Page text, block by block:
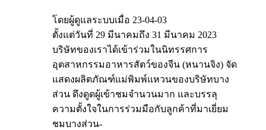
โดยผู้ดูแลระบบเมื่อ 23-04-03
ตั้งแต่วันที่ 29 มีนาคมถึง 31 มีนาคม 2023
บริษัทของเราได้เข้าร่วมในนิทรรศการ
อุตสาหกรรมอาหารสัตว์ของจีน (หนานจิง) จัด
แสดงผลิตภัณฑ์แม่พิมพ์แหวนของบริษัทบาง
ส่วน ดึงดูดผู้เข้าชมจำนวนมาก และบรรลุ
ความตั้งใจในการร่วมมือกับลูกค้าที่มาเยี่ยม
ชมบางส่วน-